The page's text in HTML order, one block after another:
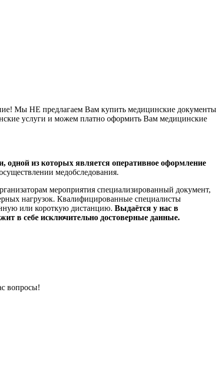
Мы НЕ предлагаем Вам купить медицинские документы
услуги и можем платно оформить Вам медицинские
одной из которых является оперативное оформление
медобследования.
мероприятия специализированный документ,
нагрузок. Квалифицированные специалисты
или короткую дистанцию. Выдаётся у нас в
в себе исключительно достоверные данные.
вопросы!